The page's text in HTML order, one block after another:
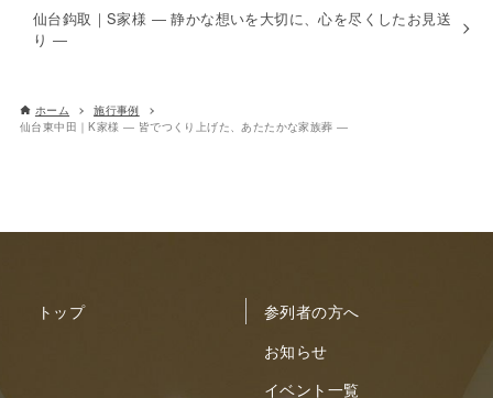
仙台鈎取｜S家様 ― 静かな想いを大切に、心を尽くしたお見送
り ―
ホーム
施行事例
仙台東中田｜K家様 ― 皆でつくり上げた、あたたかな家族葬 ―
トップ
参列者の方へ
お知らせ
イベント一覧